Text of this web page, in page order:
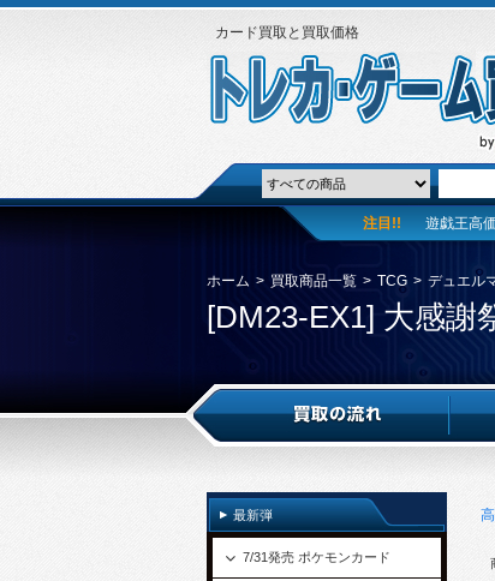
カード買取と買取価格
注目!! 遊戯王高
ホーム > 買取商品一覧 > TCG > デュエル
[DM23-EX1] 大感謝
最新弾
7/31発売 ポケモンカード